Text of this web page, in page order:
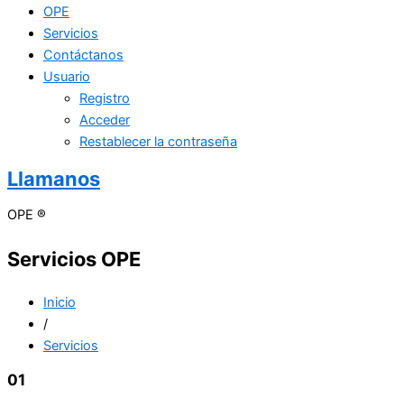
OPE
Servicios
Contáctanos
Usuario
Registro
Acceder
Restablecer la contraseña
Llamanos
OPE ®
Servicios OPE
Inicio
/
Servicios
01